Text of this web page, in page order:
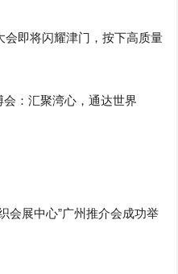
会即将闪耀津门，按下高质量
：汇聚湾心，通达世界
会展中心”广州推介会成功举